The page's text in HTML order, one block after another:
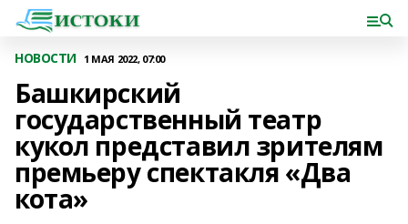
НОВОСТИ 1 МАЯ 2022, 07:00
Башкирский
государственный театр
кукол представил зрителям
премьеру спектакля «Два
кота»